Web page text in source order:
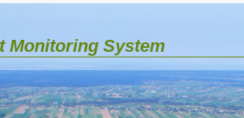
Monitoring System